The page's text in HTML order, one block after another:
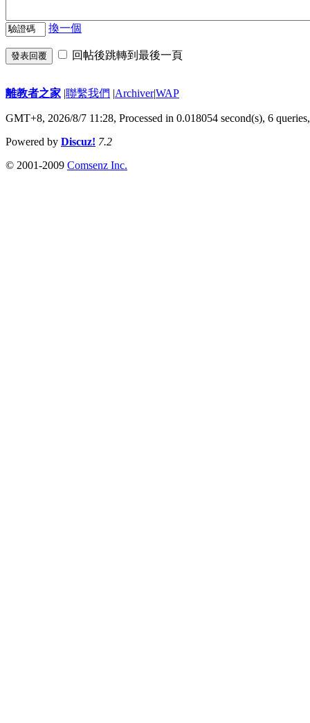
換一個
發表回覆 回帖後跳轉到最後一頁
離教者之家 |聯繫我們 |Archiver|WAP
GMT+8, 2026/8/7 11:28, Processed in 0.018054 second(s), 6
Powered by Discuz! 7.2
© 2001-2009 Comsenz Inc.